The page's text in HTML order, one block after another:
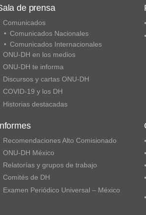
de prensa
Comunicados
Comunicados Nacionales
Comunicados Internacionales
ONU-DH en los medios
ONU-DH te informa
Discursos y cartas ONU-DH
COVID-19 y los DH
Historias destacadas
Recomendaciones Alto Comisionado
ONU-DH México
Relatorías y grupos de trabajo
Comités de DH
Examen Periódico Universal – México